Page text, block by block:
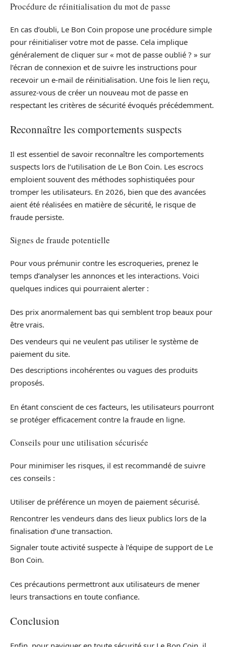
Procédure de réinitialisation du mot de passe
En cas d’oubli, Le Bon Coin propose une procédure simple
pour réinitialiser votre mot de passe. Cela implique
généralement de cliquer sur « mot de passe oublié ? » sur
l’écran de connexion et de suivre les instructions pour
recevoir un e-mail de réinitialisation. Une fois le lien reçu,
assurez-vous de créer un nouveau mot de passe en
respectant les critères de sécurité évoqués précédemment.
Reconnaître les comportements suspects
Il est essentiel de savoir reconnaître les comportements
suspects lors de l’utilisation de Le Bon Coin. Les escrocs
emploient souvent des méthodes sophistiquées pour
tromper les utilisateurs. En 2026, bien que des avancées
aient été réalisées en matière de sécurité, le risque de
fraude persiste.
Signes de fraude potentielle
Pour vous prémunir contre les escroqueries, prenez le
temps d’analyser les annonces et les interactions. Voici
quelques indices qui pourraient alerter :
Des prix anormalement bas qui semblent trop beaux pour
être vrais.
Des vendeurs qui ne veulent pas utiliser le système de
paiement du site.
Des descriptions incohérentes ou vagues des produits
proposés.
En étant conscient de ces facteurs, les utilisateurs pourront
se protéger efficacement contre la fraude en ligne.
Conseils pour une utilisation sécurisée
Pour minimiser les risques, il est recommandé de suivre
ces conseils :
Utiliser de préférence un moyen de paiement sécurisé.
Rencontrer les vendeurs dans des lieux publics lors de la
finalisation d’une transaction.
Signaler toute activité suspecte à l’équipe de support de Le
Bon Coin.
Ces précautions permettront aux utilisateurs de mener
leurs transactions en toute confiance.
Conclusion